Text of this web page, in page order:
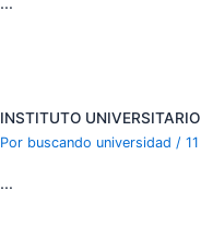
INSTITUTO
Por buscando universidad /
…